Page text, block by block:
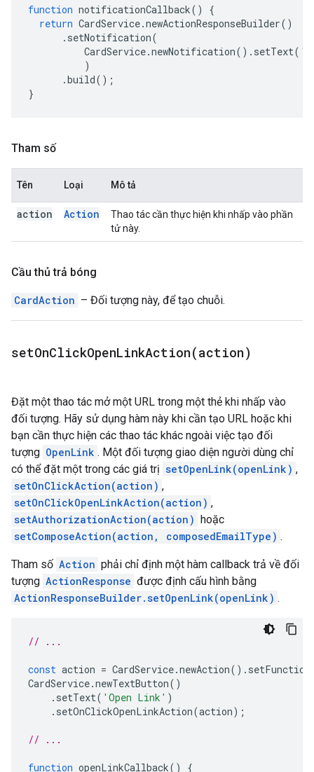
function notificationCallback()
{
return CardService.newActionResponseBuilder()
. setNotification(
CardService.newNotification(). setText(
)
.build();
}
Tham số
Tên Loại Mô tả
action Action
Thao tác cần thực hiện khi nhấp vào phần
tử này.
Cầu thủ trả bóng
CardAction – Đối tượng này, để tạo chuỗi.
setOnClickOpenLinkAction(action)
Đặt một thao tác mở một URL trong một thẻ khi nhấp vào
đối tượng. Hãy sử dụng hàm này khi cần tạo URL hoặc khi
bạn cần thực hiện các thao tác khác ngoài việc tạo đối
tượng OpenLink . Một đối tượng giao diện người dùng chỉ
có thể đặt một trong các giá trị setOpenLink(openLink) ,
setOnClickAction(action) ,
setOnClickOpenLinkAction(action) ,
setAuthorizationAction(action) hoặc
setComposeAction(action, composedEmailType) .
Tham số Action phải chỉ định một hàm callback trả về đối
tượng ActionResponse được định cấu hình bằng
ActionResponseBuilder.setOpenLink(openLink) .
// ...
const action = CardService.newAction().
CardService.newTextButton()
. setText( 'Open Link' )
. setOnClickOpenLinkAction(action);
// ...
function openLinkCallback() {